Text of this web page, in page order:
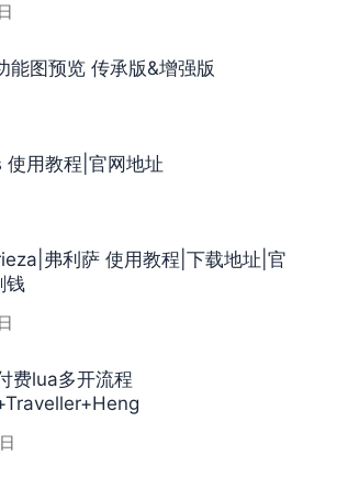
能图预览 传承版&增强版
使用教程|官网地址
弗利萨 使用教程|下载地址|官
钱
费lua多开流程